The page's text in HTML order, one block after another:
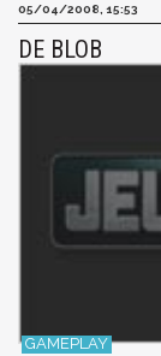
05/04/2008, 15:53
DE BLOB